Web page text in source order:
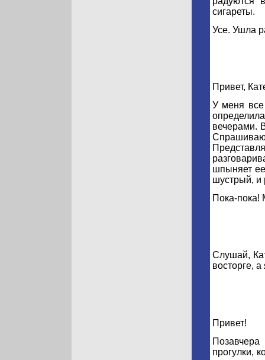
сигареты.
Усе. Ушла
Привет,
У меня
вечерами.
шпыняет ее
шустрый, и
Пока-пока!
Слушай,
восторге,
Привет!
прогулки,